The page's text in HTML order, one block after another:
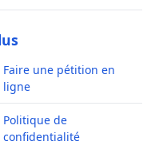
Faire une pétition en
ligne
Politique de
confidentialité